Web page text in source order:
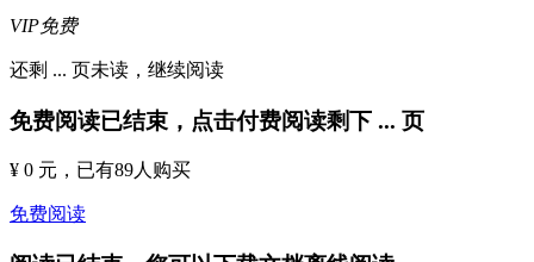
VIP免费
还剩 ... 页未读， 继续阅读
免费阅读已结束，点击付费阅读剩下 ... 页
¥ 0 元 ，已有89人购买
免费阅读